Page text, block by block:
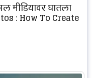
मीडियावर घातला
: How To Create